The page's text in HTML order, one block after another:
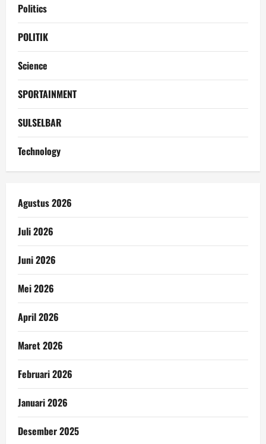
Politics
POLITIK
Science
SPORTAINMENT
SULSELBAR
Technology
Agustus 2026
Juli 2026
Juni 2026
Mei 2026
April 2026
Maret 2026
Februari 2026
Januari 2026
Desember 2025